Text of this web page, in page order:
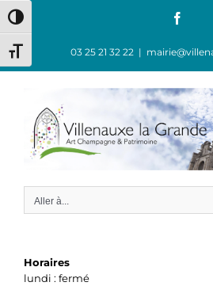
Passer en contraste élevé
Changer la taille de la police
Passer
au
03 25 21 32 22 |
Aller à...
Horaires
lundi : fermé